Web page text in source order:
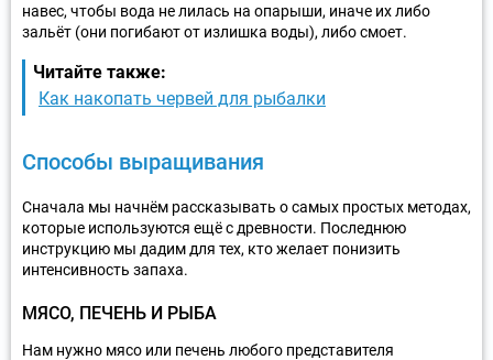
навес, чтобы вода не лилась на опарыши, иначе их либо
зальёт (они погибают от излишка воды), либо смоет.
Читайте также:
Как накопать червей для рыбалки
Способы выращивания
Сначала мы начнём рассказывать о самых простых методах,
которые используются ещё с древности. Последнюю
инструкцию мы дадим для тех, кто желает понизить
интенсивность запаха.
МЯСО, ПЕЧЕНЬ И РЫБА
Нам нужно мясо или печень любого представителя